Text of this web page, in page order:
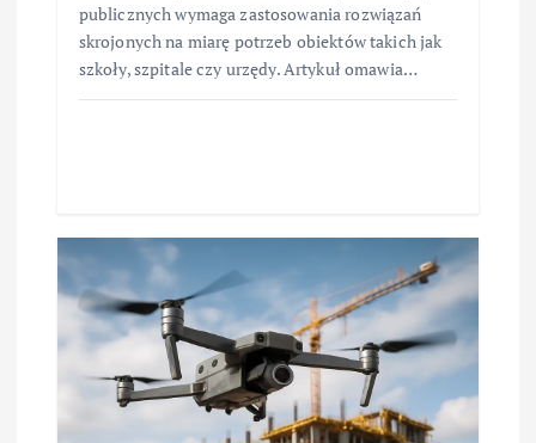
publicznych wymaga zastosowania rozwiązań
skrojonych na miarę potrzeb obiektów takich jak
szkoły, szpitale czy urzędy. Artykuł omawia…